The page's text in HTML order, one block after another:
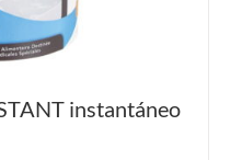
instantáneo